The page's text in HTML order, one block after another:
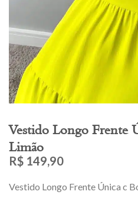
Vestido Longo Frente
Limão
R$ 149,90
Vestido Longo Frente Única c